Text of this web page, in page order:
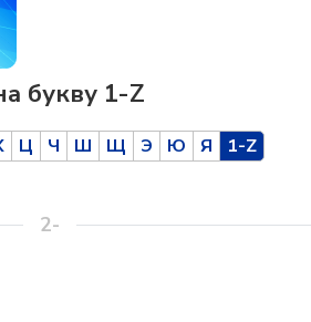
букву 1-Z
Ц Ч Ш Щ Э Ю Я 1-Z
2-